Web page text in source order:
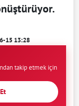
15 13:28
takip etmek için